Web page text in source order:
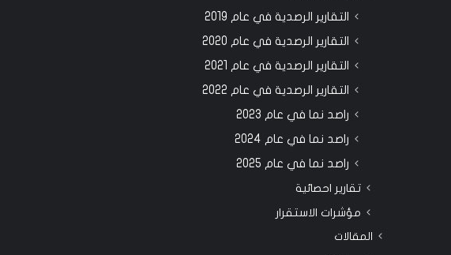
التقارير الرصدية في عام 2019
التقارير الرصدية في عام 2020
التقارير الرصدية في عام 2021
التقارير الرصدية في عام 2022
راصد نما في عام 2023
راصد نما في عام 2024
راصد نما في عام 2025
تقارير احصائية
مؤشرات الاستقرار
المقالات